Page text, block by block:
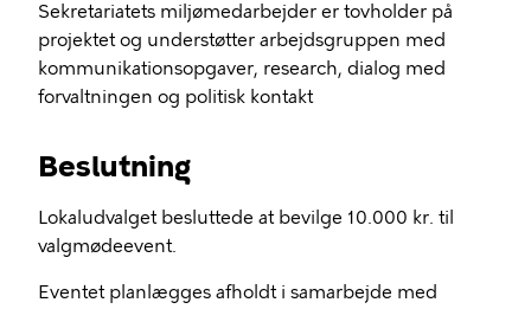
Sekretariatets miljømedarbejder er tovholder på
projektet og understøtter arbejdsgruppen med
kommunikationsopgaver, research, dialog med
forvaltningen og politisk kontakt
Beslutning
Lokaludvalget besluttede at bevilge 10.000 kr. til
valgmødeevent.
Eventet planlægges afholdt i samarbejde med